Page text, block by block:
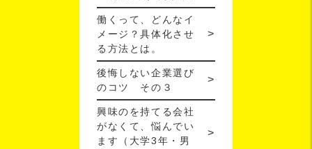
働くって、どんなイ
メージ？具体化させ
る方法とは。
後悔しない企業選び
のコツ その３
興味のを持てる会社
がなくて、悩んでい
ます（大学3年・男